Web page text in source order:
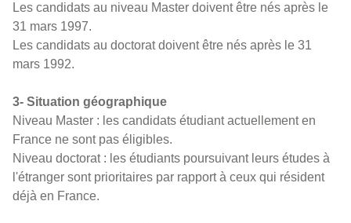
Les candidats au niveau Master doivent être nés après le
31 mars 1997.
Les candidats au doctorat doivent être nés après le 31
mars 1992.
3- Situation géographique
Niveau Master : les candidats étudiant actuellement en
France ne sont pas éligibles.
Niveau doctorat : les étudiants poursuivant leurs études à
l'étranger sont prioritaires par rapport à ceux qui résident
déjà en France.